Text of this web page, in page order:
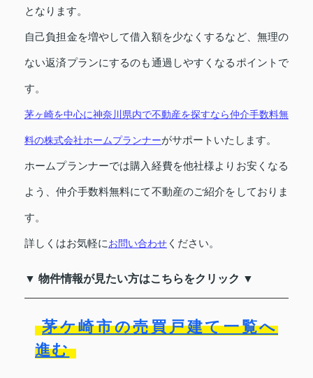
となります。
自己負担金を増やして借入額を少なくするなど、無理の
ない返済プランにするのも通過しやすくなるポイントで
す。
茅ヶ崎を中心に神奈川県内で不動産を探すなら仲介手数料無
料の株式会社ホームプランナーがサポートいたします。
ホームプランナーでは購入経費を他社様よりお安くなる
よう、仲介手数料無料にて不動産のご紹介をしておりま
す。
詳しくはお気軽にお問い合わせ ください。
▼ 物件情報が見たい方はこちらをクリック ▼
茅ケ崎市の売買戸建て一覧へ
進む